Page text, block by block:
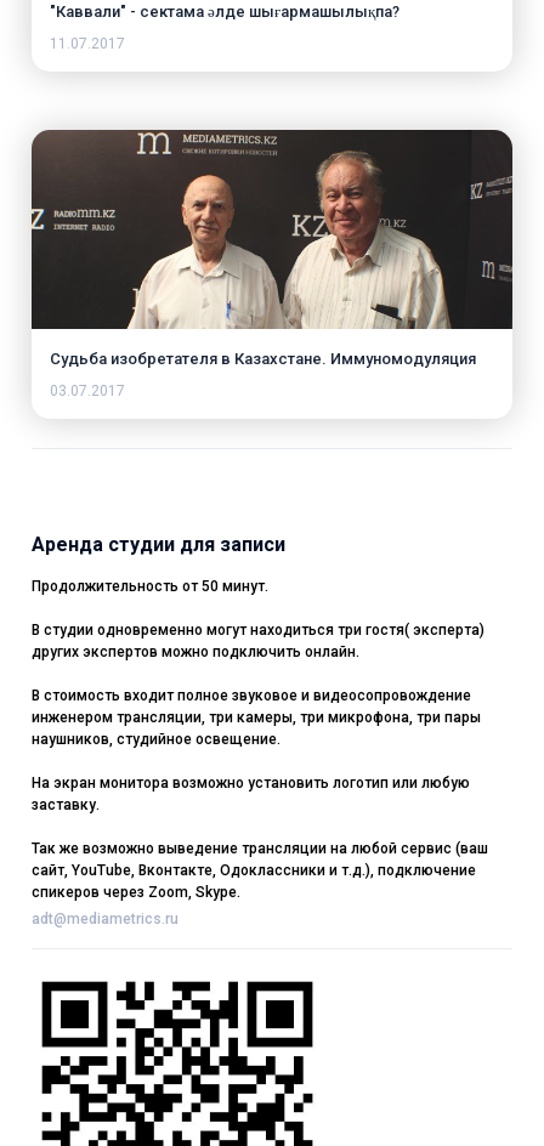
"Каввали" - сектама әлде шығармашылықпа?
11.07.2017
Судьба изобретателя в Казахстане. Иммуномодуляция
03.07.2017
Аренда студии для записи
Продолжительность от 50 минут.
В студии одновременно могут находиться три гостя( эксперта)
других экспертов можно подключить онлайн.
В стоимость входит полное звуковое и видеосопровождение
инженером трансляции, три камеры, три микрофона, три пары
наушников, студийное освещение.
На экран монитора возможно установить логотип или любую
заставку.
Так же возможно выведение трансляции на любой сервис (ваш
сайт, YouTube, Вконтакте, Одоклассники и т.д.), подключение
спикеров через Zoom, Skype.
adt@mediametrics.ru